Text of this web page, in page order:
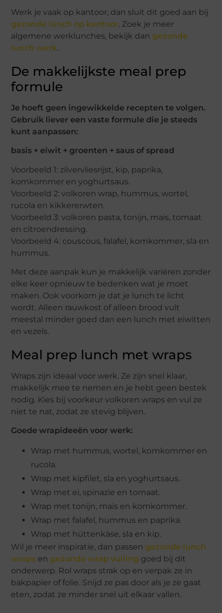
Werk je vaak op kantoor, dan sluit dit goed aan bij
gezonde lunch op kantoor. Zoek je meer
algemene werklunches, bekijk dan gezonde
lunch werk.
De makkelijkste meal prep
formule
Je hoeft geen ingewikkelde recepten te volgen.
Gebruik liever een vaste formule die je steeds
kunt aanpassen:
basis + eiwit + groenten + saus of spread
Voorbeeld 1: zilvervliesrijst, kip, paprika,
komkommer en yoghurtsaus.
Voorbeeld 2: volkoren wrap, hummus, wortel,
rucola en kikkererwten.
Voorbeeld 3: volkoren pasta, tonijn, mais, tomaat
en citroendressing.
Voorbeeld 4: couscous, falafel, komkommer, sla en
hummus.
Met deze aanpak kun je makkelijk variëren zonder
elke keer opnieuw te bedenken wat je moet
maken. Ook voorkom je dat je lunch te licht
wordt. Alleen rauwkost of alleen brood vult
meestal minder goed dan een lunch met eiwitten
en vezels.
Meal prep lunch met wraps
Wraps zijn ideaal voor werk. Ze zijn snel klaar,
makkelijk mee te nemen en je hebt geen bestek
nodig. Kies bij voorkeur volkoren wraps en vul ze
niet te nat, zodat ze stevig blijven.
Goede wrapideeën voor werk:
Wrap met hummus, wortel, komkommer en
rucola.
Wrap met kipfilet, sla en yoghurtsaus.
Wrap met ei, spinazie en tomaat.
Wrap met tonijn, mais en komkommer.
Wrap met falafel, hummus en paprika.
Wrap met hüttenkäse, sla en kip.
Wil je meer inspiratie, dan passen gezonde lunch
wraps en gezonde wrap vulling goed bij dit
onderwerp. Rol wraps strak op en verpak ze in
bakpapier of folie. Snijd ze pas door als je ze gaat
eten, zodat ze minder snel uit elkaar vallen.